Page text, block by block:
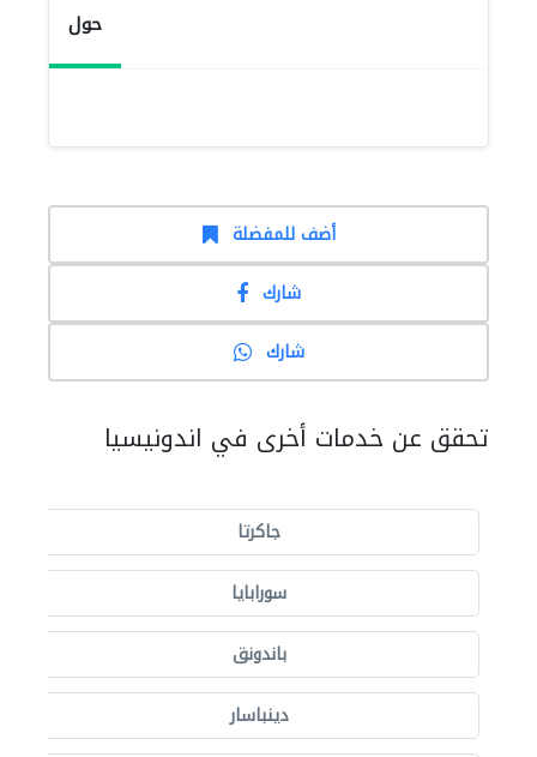
حول
أضف للمفضلة
شارك
شارك
تحقق عن خدمات أخرى في اندونيسيا
جاكرتا
سورابايا
باندونق
دينباسار